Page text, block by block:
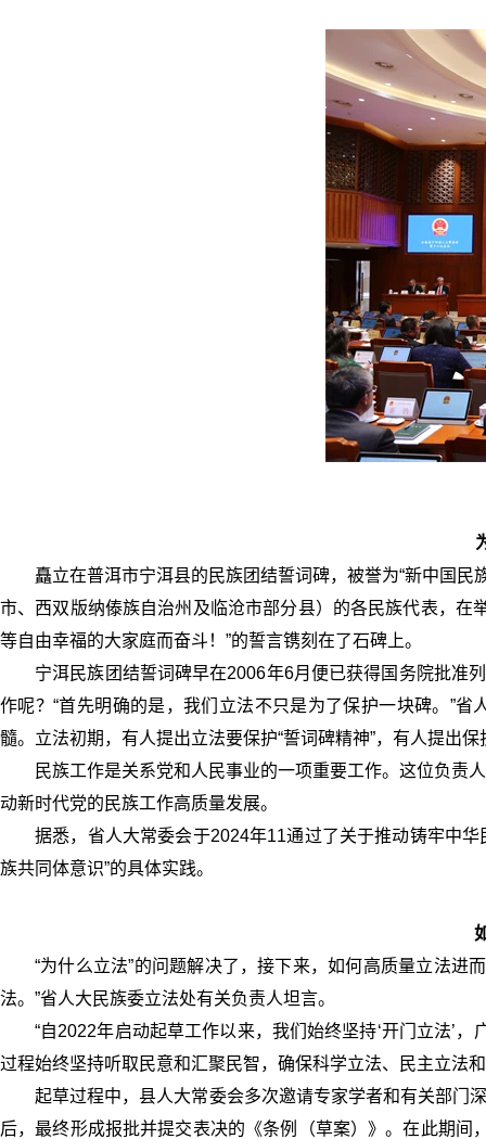
矗立在普洱市宁洱县的民族团结誓词碑，被誉为“新中国
市、西双版纳傣族自治州及临沧市部分县）的各民族代表，在
等自由幸福的大家庭而奋斗！”的誓言镌刻在了石碑上。
宁洱民族团结誓词碑早在2006年6月便已获得国务院批准
作呢？“首先明确的是，我们立法不只是为了保护一块碑。”
髓。立法初期，有人提出立法要保护“誓词碑精神”，有人提出
民族工作是关系党和人民事业的一项重要工作。这位负责
动新时代党的民族工作高质量发展。
据悉，省人大常委会于2024年11通过了关于推动铸牢中
族共同体意识”的具体实践。
“为什么立法”的问题解决了，接下来，如何高质量立法
法。”省人大民族委立法处有关负责人坦言。
“自2022年启动起草工作以来，我们始终坚持‘开门立法’
过程始终坚持听取民意和汇聚民智，确保科学立法、民主立法
起草过程中，县人大常委会多次邀请专家学者和有关部门
后，最终形成报批并提交表决的《条例（草案）》。在此期